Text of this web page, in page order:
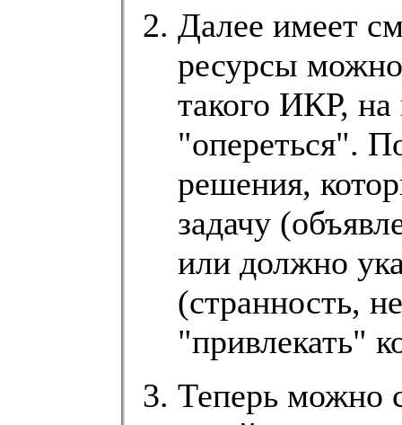
Далее имеет
ресурсы можно
такого ИКР,
"опереться".
решения,
задачу
или должно
(странность,
"привлекать"
Теперь можно